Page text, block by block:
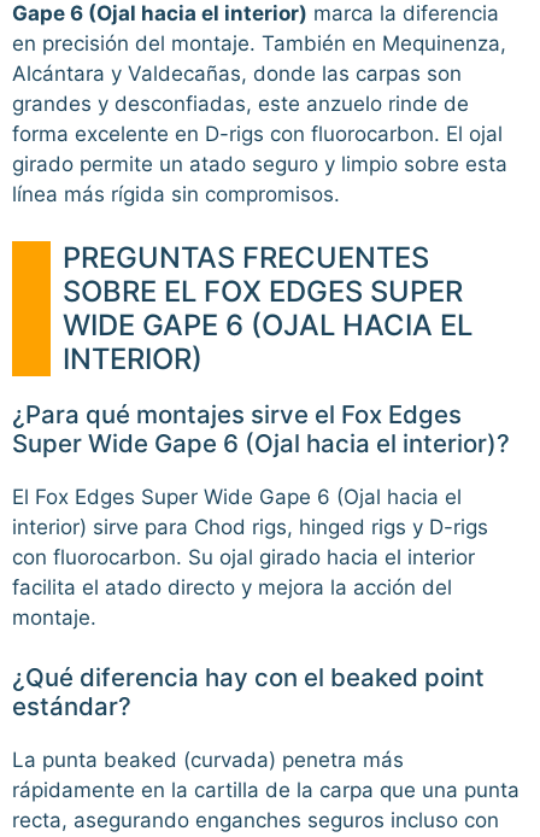
Gape 6 (Ojal hacia el interior) marca la diferencia
en precisión del montaje. También en Mequinenza,
Alcántara y Valdecañas, donde las carpas son
grandes y desconfiadas, este anzuelo rinde de
forma excelente en D-rigs con fluorocarbon. El ojal
girado permite un atado seguro y limpio sobre esta
línea más rígida sin compromisos.
PREGUNTAS FRECUENTES
SOBRE EL FOX EDGES SUPER
WIDE GAPE 6 (OJAL HACIA EL
INTERIOR)
¿Para qué montajes sirve el Fox Edges
Super Wide Gape 6 (Ojal hacia el interior)?
El Fox Edges Super Wide Gape 6 (Ojal hacia el
interior) sirve para Chod rigs, hinged rigs y D-rigs
con fluorocarbon. Su ojal girado hacia el interior
facilita el atado directo y mejora la acción del
montaje.
¿Qué diferencia hay con el beaked point
estándar?
La punta beaked (curvada) penetra más
rápidamente en la cartilla de la carpa que una punta
recta, asegurando enganches seguros incluso con